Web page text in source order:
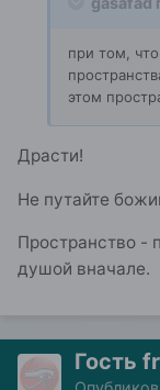
при том,
этом
Драсти!
Не путайте
Пространство -
душой вначале.
Гость